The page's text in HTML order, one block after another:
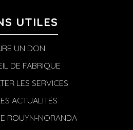
UTILES
UN DON
DE FABRIQUE
LES SERVICES
ACTUALITÉS
ROUYN-NORANDA